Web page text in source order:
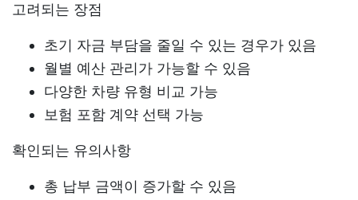
고려되는 장점
초기 자금 부담을 줄일 수 있는 경우가 있음
월별 예산 관리가 가능할 수 있음
다양한 차량 유형 비교 가능
보험 포함 계약 선택 가능
확인되는 유의사항
총 납부 금액이 증가할 수 있음